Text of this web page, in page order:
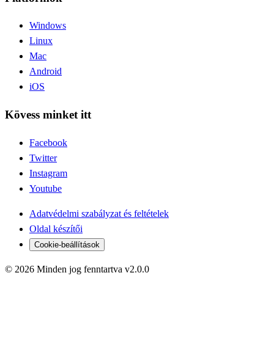
Windows
Linux
Mac
Android
iOS
Kövess minket itt
Facebook
Twitter
Instagram
Youtube
Adatvédelmi szabályzat és feltételek
Oldal készítői
Cookie-beállítások
© 2026 Minden jog fenntartva v2.0.0